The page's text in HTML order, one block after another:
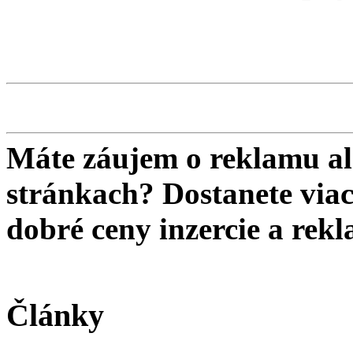
Máte záujem o reklamu
stránkach? Dostanete
dobré ceny inzercie a
Články